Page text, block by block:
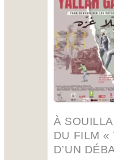
À
DU FILM «
D’UN
Lors de
Yallah
Greilsamer